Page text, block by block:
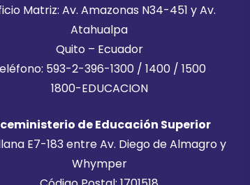
Matriz: Av. Amazonas N34-451 y Av.
Atahualpa
Quito – Ecuador
593-2-396-1300 / 1400 / 1500
1800-EDUCACION
de Educación Superior
E7-183 entre Av. Diego de Almagro y
Whymper